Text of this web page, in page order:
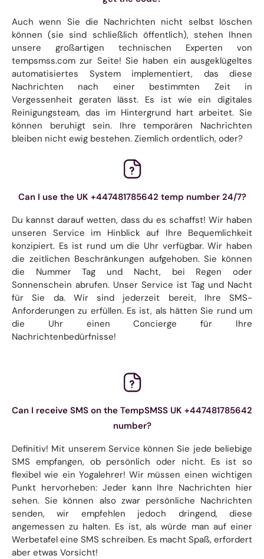
Auch wenn Sie die Nachrichten nicht selbst löschen
können (sie sind schließlich öffentlich), stehen Ihnen
unsere großartigen technischen Experten von
tempsmss.com zur Seite! Sie haben ein ausgeklügeltes
automatisiertes System implementiert, das diese
Nachrichten nach einer bestimmten Zeit in
Vergessenheit geraten lässt. Es ist wie ein digitales
Reinigungsteam, das im Hintergrund hart arbeitet. Sie
können beruhigt sein. Ihre temporären Nachrichten
bleiben nicht ewig bestehen. Ziemlich ordentlich, oder?
Can I use the UK +447481785642 temp number 24/7?
Du kannst darauf wetten, dass du es schaffst! Wir haben
unseren Service im Hinblick auf Ihre Bequemlichkeit
konzipiert. Es ist rund um die Uhr verfügbar. Wir haben
die zeitlichen Beschränkungen aufgehoben. Sie können
die Nummer Tag und Nacht, bei Regen oder
Sonnenschein abrufen. Unser Service ist Tag und Nacht
für Sie da. Wir sind jederzeit bereit, Ihre SMS-
Anforderungen zu erfüllen. Es ist, als hätten Sie rund um
die Uhr einen Concierge für Ihre
Nachrichtenbedürfnisse!
Can I receive SMS on the TempSMSS UK +447481785642
number?
Definitiv! Mit unserem Service können Sie jede beliebige
SMS empfangen, ob persönlich oder nicht. Es ist so
flexibel wie ein Yogalehrer! Wir müssen einen wichtigen
Punkt hervorheben: Jeder kann Ihre Nachrichten hier
sehen. Sie können also zwar persönliche Nachrichten
senden, wir empfehlen jedoch dringend, diese
angemessen zu halten. Es ist, als würde man auf einer
Werbetafel eine SMS schreiben. Es macht Spaß, erfordert
aber etwas Vorsicht!